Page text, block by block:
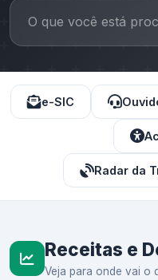
e-SIC
Radar da
Receitas e
Veja para onde vai o